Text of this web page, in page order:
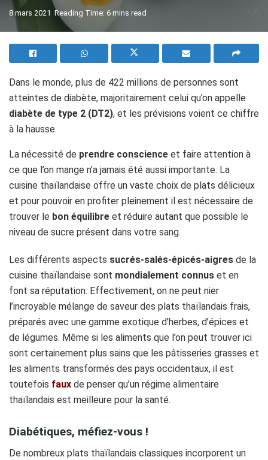
8 mars 2021 Reading Time: 6 mins read
Dans le monde, plus de 422 millions de personnes sont
atteintes de diabète, majoritairement celui qu’on appelle
diabète de type 2 (DT2), et les prévisions voient ce chiffre
à la hausse.
La nécessité de prendre conscience et faire attention à
ce que l’on mange n’a jamais été aussi importante. La
cuisine thaïlandaise offre un vaste choix de plats délicieux
et pour pouvoir en profiter pleinement il est nécessaire de
trouver le bon équilibre et réduire autant que possible le
niveau de sucre présent dans votre sang.
Les différents aspects sucrés-salés-épicés-aigres de la
cuisine thaïlandaise sont mondialement connus et en
font sa réputation. Effectivement, on ne peut nier
l’incroyable mélange de saveur des plats thaïlandais frais,
préparés avec une gamme exotique d’herbes, d’épices et
de légumes. Même si les aliments que l’on peut trouver ici
sont certainement plus sains que les pâtisseries grasses et
les aliments transformés des pays occidentaux, il est
toutefois faux de penser qu’un régime alimentaire
thaïlandais est meilleure pour la santé.
Diabétiques, méfiez-vous !
De nombreux plats thaïlandais classiques incorporent un